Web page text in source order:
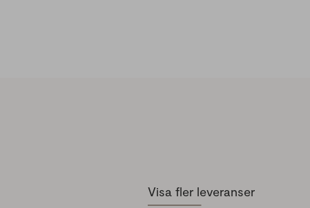
Visa fler leveranser